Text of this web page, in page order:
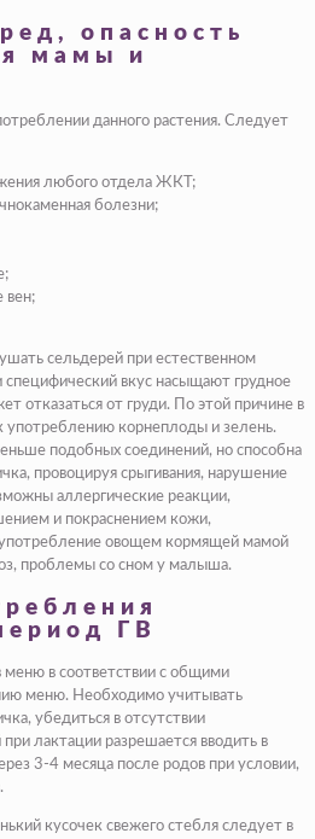
опасность
мамы и
данного растения. Следует
любого отдела ЖКТ;
болезни;
вен;
сельдерей при естественном
специфический вкус насыщают грудное
отказаться от груди. По этой причине в
употреблению корнеплоды и зелень.
подобных соединений, но способна
провоцируя срыгивания, нарушение
аллергические реакции,
и покраснением кожи,
овощем кормящей мамой
проблемы со сном у малыша.
ГВ
меню в соответствии с общими
меню. Необходимо учитывать
убедиться в отсутствии
лактации разрешается вводить в
3-4 месяца после родов при условии,
кусочек свежего стебля следует в